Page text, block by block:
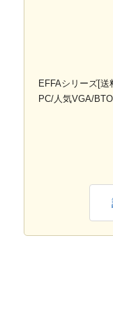
EFFAシリーズ[
PC/人気VGA/